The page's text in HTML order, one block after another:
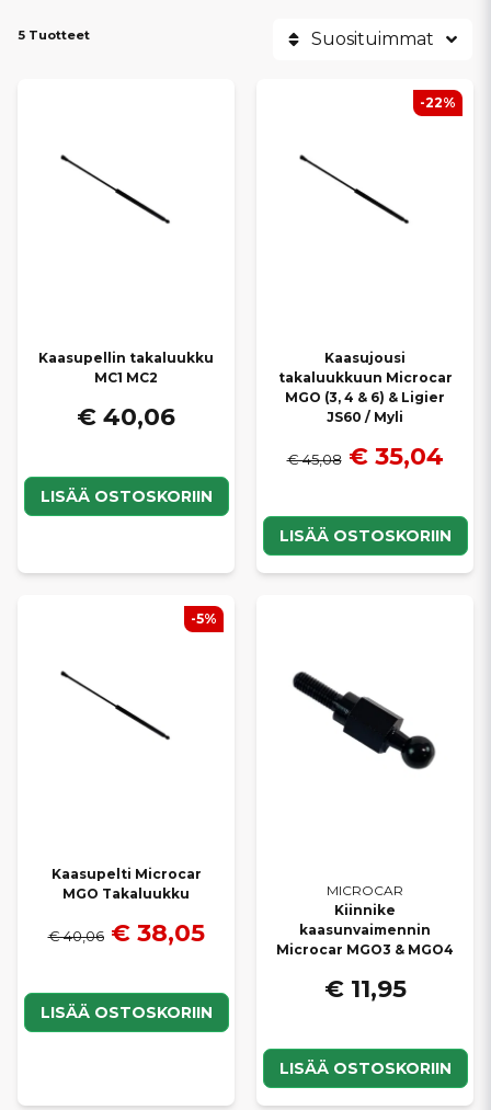
noston, varman tuennan ja pitkän käyttöiän.
Kaikki kaasujouset on valmistettu kestävistä ja paineenkestävistä
materiaaleista sekä mitoitettu alkuperäisten vaatimusten
asennuksen
kilpailukykyiset hinnat
toimitukset, jotta Microcarisi pysyy turvallisena ja käytännöllisenä.
5 Tuotteet Suosituimmat
Kaasupellin takaluukku
MC1 MC2
€ 40,06
LISÄÄ OSTOSKORIIN
Kaasujousi
takaluukkuun Microcar
MGO (3, 4 & 6) & Ligier
JS60 / Myli
€ 45,08 € 35,04
LISÄÄ OSTOSKORIIN
-22%
Kaasupelti Microcar
MGO Takaluukku
€ 40,06 € 38,05
LISÄÄ OSTOSKORIIN
-5%
MICROCAR
Kiinnike
kaasunvaimennin
Microcar MGO3 & MGO4
€ 11,95
LISÄÄ OSTOSKORIIN